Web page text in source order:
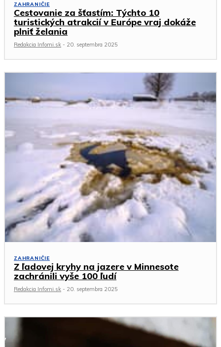
ZAHRANIČIE
Cestovanie za šťastím: Týchto 10
turistických atrakcií v Európe vraj dokáže
plniť želania
Redakcia Infomi.sk - 20. septembra 2025
ZAHRANIČIE
Z ľadovej kryhy na jazere v Minnesote
zachránili vyše 100 ľudí
Redakcia Infomi.sk - 20. septembra 2025